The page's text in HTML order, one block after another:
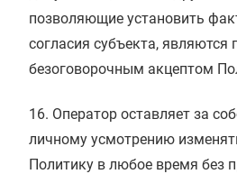
позволяющие установить
согласия субъекта, являются
безоговорочным акцептом
16. Оператор оставляет за
личному усмотрению
Политику в любое время без